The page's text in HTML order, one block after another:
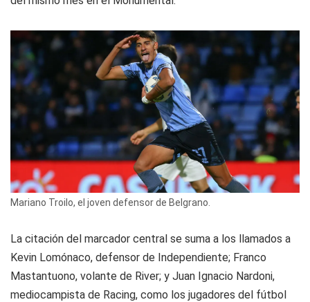
Mariano Troilo, el joven defensor de Belgrano.
La citación del marcador central se suma a los llamados a
Kevin Lomónaco, defensor de Independiente; Franco
Mastantuono, volante de River; y Juan Ignacio Nardoni,
mediocampista de Racing, como los jugadores del fútbol